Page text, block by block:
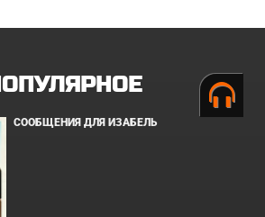
СООБЩЕНИЯ ДЛЯ ИЗАБЕЛЬ